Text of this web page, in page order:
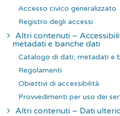
Accesso civico generalizzato
Registro degli accessi
Altri contenuti –
metadati e banche dati
Catalogo di dati, metadati e
Regolamenti
Obiettivi di accessibilità
Provvedimenti per uso dei
Altri contenuti – Dati